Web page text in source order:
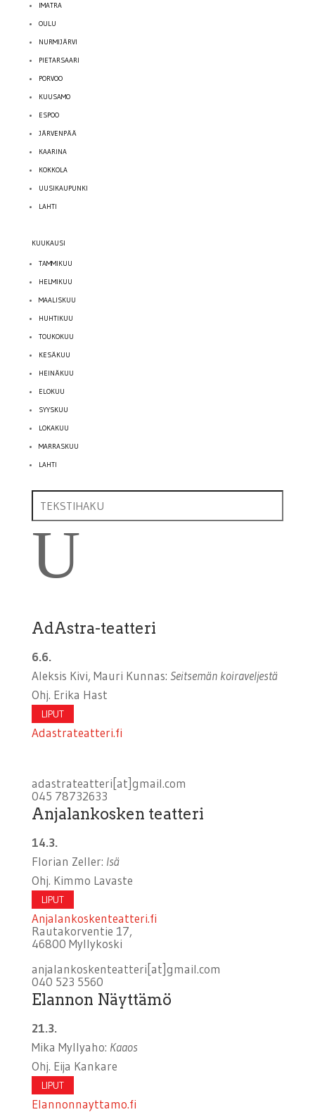
IMATRA
OULU
NURMIJÄRVI
PIETARSAARI
PORVOO
KUUSAMO
ESPOO
JÄRVENPÄÄ
KAARINA
KOKKOLA
UUSIKAUPUNKI
LAHTI
KUUKAUSI
TAMMIKUU
HELMIKUU
MAALISKUU
HUHTIKUU
TOUKOKUU
KESÄKUU
HEINÄKUU
ELOKUU
SYYSKUU
LOKAKUU
MARRASKUU
LAHTI
U
AdAstra-teatteri
6.6.
Aleksis Kivi, Mauri Kunnas: Seitsemän koiraveljestä
Ohj. Erika Hast
LIPUT
Adastrateatteri.fi
adastrateatteri[at]gmail.com
045 78732633
Anjalankosken teatteri
14.3.
Florian Zeller: Isä
Ohj. Kimmo Lavaste
LIPUT
Anjalankoskenteatteri.fi
Rautakorventie 17,
46800 Myllykoski
anjalankoskenteatteri[at]gmail.com
040 523 5560
Elannon Näyttämö
21.3.
Mika Myllyaho: Kaaos
Ohj. Eija Kankare
LIPUT
Elannonnayttamo.fi